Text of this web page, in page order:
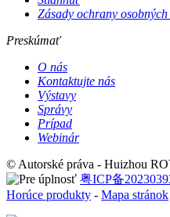
Zásady ochrany
Preskúmať
O nás
Kontaktujte nás
Výstavy
Správy
Prípad
Webinár
© Autorské práva - Huizhou
粤ICP备
Horúce produkty - Mapa stránok